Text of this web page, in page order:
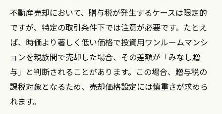
贈与認定リスクと不動産売却の注意事項
投資用ワンルーム売却で誤認されやすい事
例
不動産売却時の贈与税負担を回避する方法
贈与税と不動産売却の判定基準を徹底整理
節税対策ならワンルーム不動産の基礎知識を
不動産売却において、贈与税が発生するケースは限定的
ですが、特定の取引条件下では注意が必要です。たとえ
ば、時価より著しく低い価格で投資用ワンルームマンシ
ョンを親族間で売却した場合、その差額が「みなし贈
与」と判断されることがあります。この場合、贈与税の
課税対象となるため、売却価格設定には慎重さが求めら
れます。